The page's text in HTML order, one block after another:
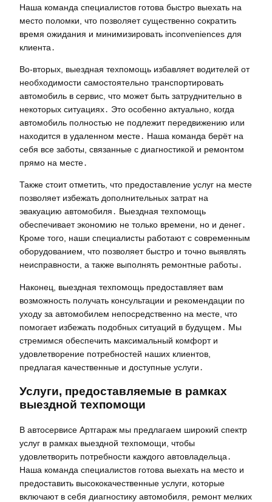
Наша команда специалистов готова быстро выехать на
место поломки, что позволяет существенно сократить
время ожидания и минимизировать inconveniences для
клиента․
Во-вторых, выездная техпомощь избавляет водителей от
необходимости самостоятельно транспортировать
автомобиль в сервис, что может быть затруднительно в
некоторых ситуациях․ Это особенно актуально, когда
автомобиль полностью не подлежит передвижению или
находится в удаленном месте․ Наша команда берёт на
себя все заботы, связанные с диагностикой и ремонтом
прямо на месте․
Также стоит отметить, что предоставление услуг на месте
позволяет избежать дополнительных затрат на
эвакуацию автомобиля․ Выездная техпомощь
обеспечивает экономию не только времени, но и денег․
Кроме того, наши специалисты работают с современным
оборудованием, что позволяет быстро и точно выявлять
неисправности, а также выполнять ремонтные работы․
Наконец, выездная техпомощь предоставляет вам
возможность получать консультации и рекомендации по
уходу за автомобилем непосредственно на месте, что
помогает избежать подобных ситуаций в будущем․ Мы
стремимся обеспечить максимальный комфорт и
удовлетворение потребностей наших клиентов,
предлагая качественные и доступные услуги․
Услуги, предоставляемые в рамках
выездной техпомощи
В автосервисе Артгараж мы предлагаем широкий спектр
услуг в рамках выездной техпомощи, чтобы
удовлетворить потребности каждого автовладельца․
Наша команда специалистов готова выехать на место и
предоставить высококачественные услуги, которые
включают в себя диагностику автомобиля, ремонт мелких